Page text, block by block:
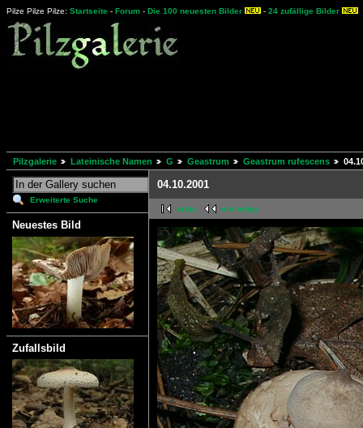
Pilze Pilze Pilze: Startseite - Forum - Die 100 neuesten Bilder - 24 zufällige Bilder
Pilzgalerie Lateinische Namen G Geastrum Geastrum rufescens
Erweiterte Suche
Neuestes Bild
Zufallsbild
04.10.2001
erste vorherige